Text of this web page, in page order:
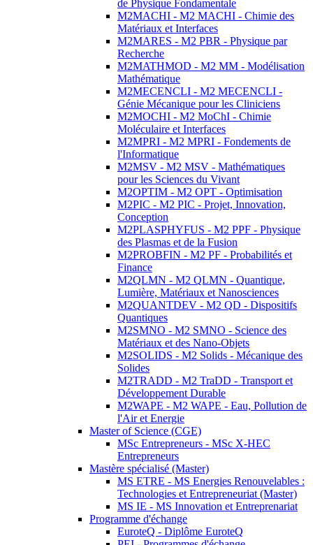
de Physique Fondamentale
M2MACHI - M2 MACHI - Chimie des
Matériaux et Interfaces
M2MARES - M2 PBR - Physique par
Recherche
M2MATHMOD - M2 MM - Modélisation
Mathématique
M2MECENCLI - M2 MECENCLI -
Génie Mécanique pour les Cliniciens
M2MOCHI - M2 MoChI - Chimie
Moléculaire et Interfaces
M2MPRI - M2 MPRI - Fondements de
l'Informatique
M2MSV - M2 MSV - Mathématiques
pour les Sciences du Vivant
M2OPTIM - M2 OPT - Optimisation
M2PIC - M2 PIC - Projet, Innovation,
Conception
M2PLASPHYFUS - M2 PPF - Physique
des Plasmas et de la Fusion
M2PROBFIN - M2 PF - Probabilités et
Finance
M2QLMN - M2 QLMN - Quantique,
Lumière, Matériaux et Nanosciences
M2QUANTDEV - M2 QD - Dispositifs
Quantiques
M2SMNO - M2 SMNO - Science des
Matériaux et des Nano-Objets
M2SOLIDS - M2 Solids - Mécanique des
Solides
M2TRADD - M2 TraDD - Transport et
Développement Durable
M2WAPE - M2 WAPE - Eau, Pollution de
l'Air et Energie
Master of Science (CGE)
MSc Entrepreneurs - MSc X-HEC
Entrepreneurs
Mastère spécialisé (Master)
MS ETRE - MS Energies Renouvelables :
Technologies et Entrepreneuriat (Master)
MS IE - MS Innovation et Entreprenariat
Programme d'échange
EuroteQ - Diplôme EuroteQ